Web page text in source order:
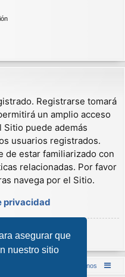
asegurar que
nuestro sitio
Registrarse tomará
un amplio acceso
Sitio puede además
usuarios registrados.
de estar familiarizado con
relacionadas. Por favor
navega por el Sitio.
privacidad
Contáctenos